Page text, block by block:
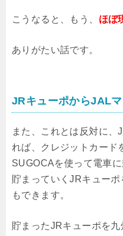
こうなると、もう、 ほぼ
ありがたい話です。
JRキューポからJAL
また、これとは反対に、
れば、クレジットカード
SUGOCAを使って電車
貯まっていくJRキューポ
もできます。
貯まったJRキューポを